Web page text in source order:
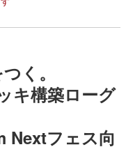
く。
キ構築ローグ
Nextフェス向